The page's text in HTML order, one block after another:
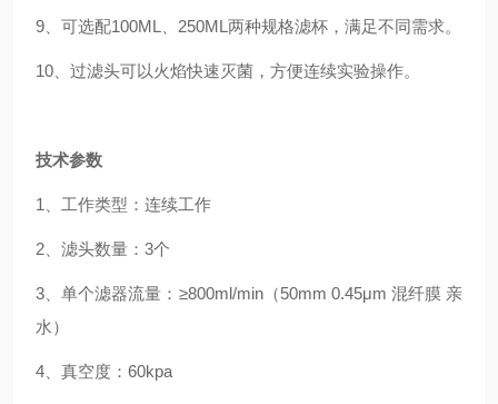
9、可选配100ML、250ML两种规格滤杯，满足不同需求。
10、过滤头可以火焰快速灭菌，方便连续实验操作。
技术参数
1、工作类型：连续工作
2、滤头数量：3个
3、单个滤器流量：≥800ml/min（50mm 0.45μm 混纤膜 亲
水）
4、真空度：60kpa